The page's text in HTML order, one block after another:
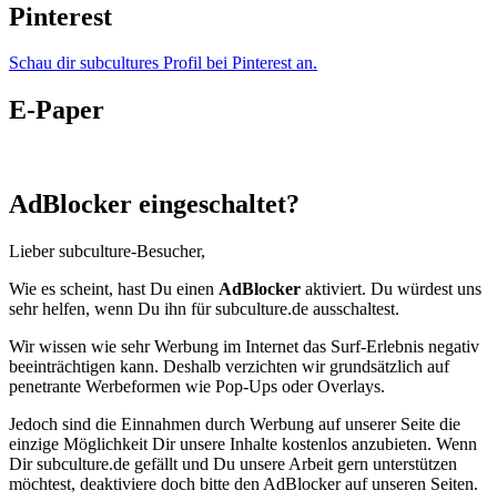
Pinterest
Schau dir subcultures Profil bei Pinterest an.
E-Paper
AdBlocker eingeschaltet?
Lieber subculture-Besucher,
Wie es scheint, hast Du einen AdBlocker aktiviert. Du würdest uns
sehr helfen, wenn Du ihn für subculture.de ausschaltest.
Wir wissen wie sehr Werbung im Internet das Surf-Erlebnis negativ
beeinträchtigen kann. Deshalb verzichten wir grundsätzlich auf
penetrante Werbeformen wie Pop-Ups oder Overlays.
Jedoch sind die Einnahmen durch Werbung auf unserer Seite die
einzige Möglichkeit Dir unsere Inhalte kostenlos anzubieten. Wenn
Dir subculture.de gefällt und Du unsere Arbeit gern unterstützen
möchtest, deaktiviere doch bitte den AdBlocker auf unseren Seiten.